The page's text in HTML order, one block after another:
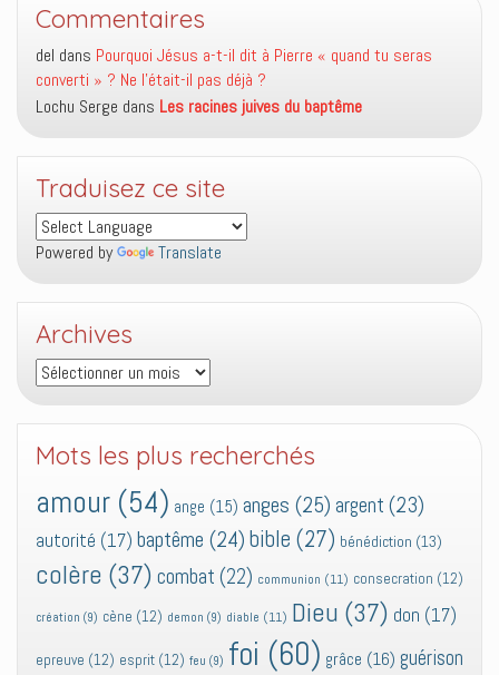
Commentaires
del dans Pourquoi Jésus a-t-il dit à Pierre « quand tu seras
converti » ? Ne l’était-il pas déjà ?
Lochu Serge dans Les racines juives du baptême
Traduisez ce site
Powered by Translate
Archives
Archives
Mots les plus recherchés
amour (54) ange (15) anges (25) argent (23)
autorité (17) baptême (24) bible (27) bénédiction (13)
colère (37) combat (22) communion (11) consecration (12)
création (9) cène (12) demon (9) diable (11) Dieu (37) don (17)
epreuve (12) esprit (12) feu (9) foi (60) grâce (16) guérison